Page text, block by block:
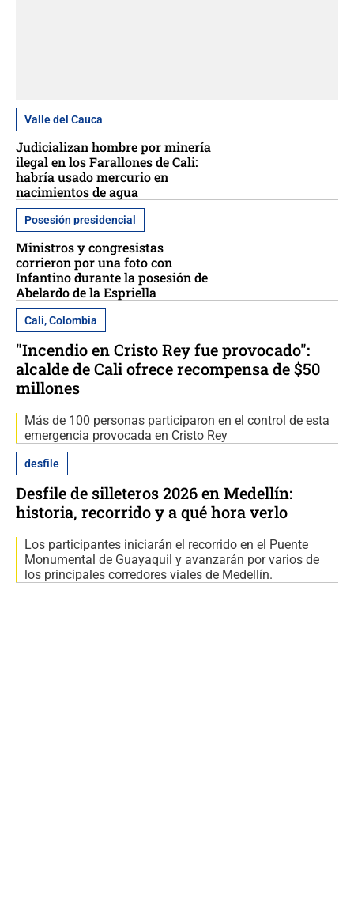
Valle del Cauca
Judicializan hombre por minería
ilegal en los Farallones de Cali:
habría usado mercurio en
nacimientos de agua
Posesión presidencial
Ministros y congresistas
corrieron por una foto con
Infantino durante la posesión de
Abelardo de la Espriella
Cali, Colombia
"Incendio en Cristo Rey fue provocado":
alcalde de Cali ofrece recompensa de $50
millones
Más de 100 personas participaron en el control de esta
emergencia provocada en Cristo Rey
desfile
Desfile de silleteros 2026 en Medellín:
historia, recorrido y a qué hora verlo
Los participantes iniciarán el recorrido en el Puente
Monumental de Guayaquil y avanzarán por varios de
los principales corredores viales de Medellín.